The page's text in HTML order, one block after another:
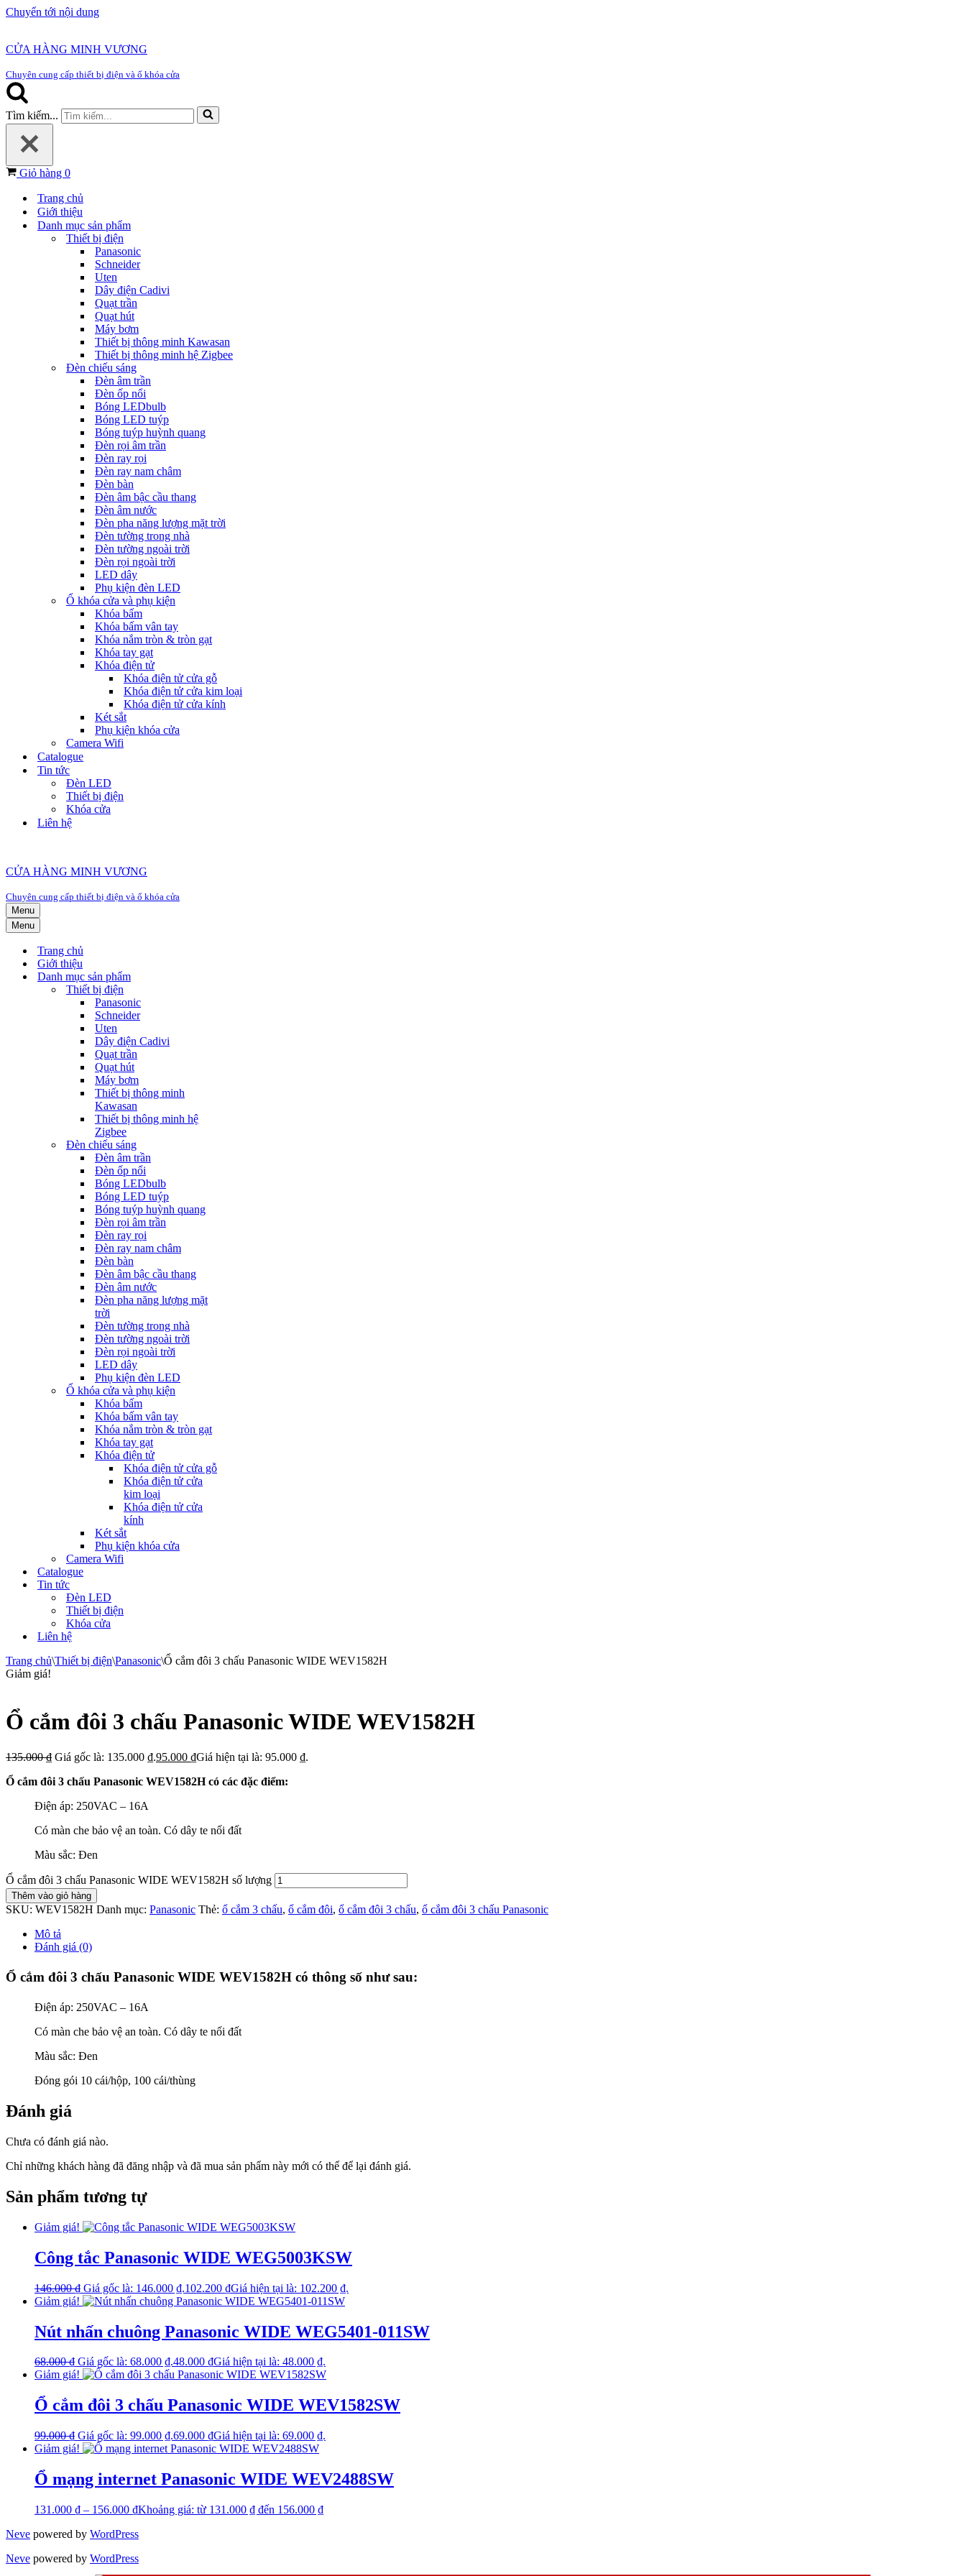
Chuyển tới nội dung
CỬA HÀNG MINH VƯƠNG
Chuyên cung cấp thiết bị điện và ổ khóa cửa
Tìm kiếm...
Giỏ hàng 0
Trang chủ
Giới thiệu
Danh mục sản phẩm
Thiết bị điện
Panasonic
Schneider
Uten
Dây điện Cadivi
Quạt trần
Quạt hút
Máy bơm
Thiết bị thông minh Kawasan
Thiết bị thông minh hệ Zigbee
Đèn chiếu sáng
Đèn âm trần
Đèn ốp nổi
Bóng LEDbulb
Bóng LED tuýp
Bóng tuýp huỳnh quang
Đèn rọi âm trần
Đèn ray rọi
Đèn ray nam châm
Đèn bàn
Đèn âm bậc cầu thang
Đèn âm nước
Đèn pha năng lượng mặt trời
Đèn tường trong nhà
Đèn tường ngoài trời
Đèn rọi ngoài trời
LED dây
Phụ kiện đèn LED
Ổ khóa cửa và phụ kiện
Khóa bấm
Khóa bấm vân tay
Khóa nắm tròn & tròn gạt
Khóa tay gạt
Khóa điện tử
Khóa điện tử cửa gỗ
Khóa điện tử cửa kim loại
Khóa điện tử cửa kính
Két sắt
Phụ kiện khóa cửa
Camera Wifi
Catalogue
Tin tức
Đèn LED
Thiết bị điện
Khóa cửa
Liên hệ
CỬA HÀNG MINH VƯƠNG
Chuyên cung cấp thiết bị điện và ổ khóa cửa
Menu
Menu
Trang chủ
Giới thiệu
Danh mục sản phẩm
Thiết bị điện
Panasonic
Schneider
Uten
Dây điện Cadivi
Quạt trần
Quạt hút
Máy bơm
Thiết bị thông minh
Kawasan
Thiết bị thông minh hệ
Zigbee
Đèn chiếu sáng
Đèn âm trần
Đèn ốp nổi
Bóng LEDbulb
Bóng LED tuýp
Bóng tuýp huỳnh quang
Đèn rọi âm trần
Đèn ray rọi
Đèn ray nam châm
Đèn bàn
Đèn âm bậc cầu thang
Đèn âm nước
Đèn pha năng lượng mặt
trời
Đèn tường trong nhà
Đèn tường ngoài trời
Đèn rọi ngoài trời
LED dây
Phụ kiện đèn LED
Ổ khóa cửa và phụ kiện
Khóa bấm
Khóa bấm vân tay
Khóa nắm tròn & tròn gạt
Khóa tay gạt
Khóa điện tử
Khóa điện tử cửa gỗ
Khóa điện tử cửa
kim loại
Khóa điện tử cửa
kính
Két sắt
Phụ kiện khóa cửa
Camera Wifi
Catalogue
Tin tức
Đèn LED
Thiết bị điện
Khóa cửa
Liên hệ
Trang chủ\Thiết bị điện\Panasonic\Ổ cắm đôi 3 chấu Panasonic WIDE WEV1582H
Giảm giá!
Ổ cắm đôi 3 chấu Panasonic WIDE WEV1582H
135.000₫ Giá gốc là: 135.000 ₫.95.000 ₫Giá hiện tại là: 95.000 ₫.
Ổ cắm đôi 3 chấu Panasonic WEV1582H có các đặc điểm:
Điện áp: 250VAC – 16A
Có màn che bảo vệ an toàn. Có dây te nối đất
Màu sắc: Đen
Ổ cắm đôi 3 chấu Panasonic WIDE WEV1582H số lượng
Thêm vào giỏ hàng
SKU: WEV1582H Danh mục: Panasonic Thẻ: ổ cắm 3 chấu, ổ cắm đôi, ổ cắm đôi 3 chấu, ổ cắm đôi 3 chấu Panasonic
Mô tả
Đánh giá (0)
Ổ cắm đôi 3 chấu Panasonic WIDE WEV1582H có thông số như sau:
Điện áp: 250VAC – 16A
Có màn che bảo vệ an toàn. Có dây te nối đất
Màu sắc: Đen
Đóng gói 10 cái/hộp, 100 cái/thùng
Đánh giá
Chưa có đánh giá nào.
Chỉ những khách hàng đã đăng nhập và đã mua sản phẩm này mới có thể để lại đánh giá.
Sản phẩm tương tự
Giảm giá!
Công tắc Panasonic WIDE WEG5003KSW
146.000₫ Giá gốc là: 146.000 ₫.102.200 ₫Giá hiện tại là: 102.200 ₫.
Giảm giá!
Nút nhấn chuông Panasonic WIDE WEG5401-011SW
68.000₫ Giá gốc là: 68.000 ₫.48.000 ₫Giá hiện tại là: 48.000 ₫.
Giảm giá!
Ổ cắm đôi 3 chấu Panasonic WIDE WEV1582SW
99.000₫ Giá gốc là: 99.000 ₫.69.000 ₫Giá hiện tại là: 69.000 ₫.
Giảm giá!
Ổ mạng internet Panasonic WIDE WEV2488SW
131.000 ₫ – 156.000 ₫Khoảng giá: từ 131.000 ₫ đến 156.000 ₫
Neve powered by WordPress
Neve powered by WordPress